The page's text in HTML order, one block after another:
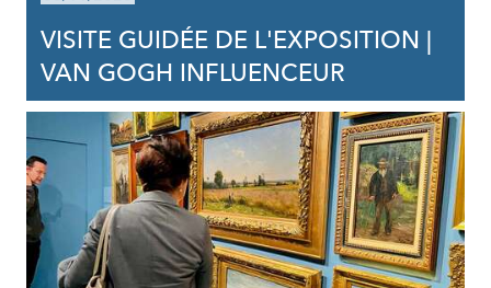
VISITE GUIDÉE DE L'EXPOSITION |
VAN GOGH INFLUENCEUR